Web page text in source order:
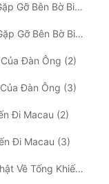
Chương 67: Sự Cố Bất Ngờ Và Cuộc Gặp Gỡ Bên Bờ Biển (2)
Chương 68: Sự Cố Bất Ngờ Và Cuộc Gặp Gỡ Bên Bờ Biển (3)
Đàn Ông (2)
Đàn Ông (3)
Đi Macau (2)
Đi Macau (3)
Chương 73: Macau Phồn Hoa Và Sự Thật Về Tống Khiếu (2)